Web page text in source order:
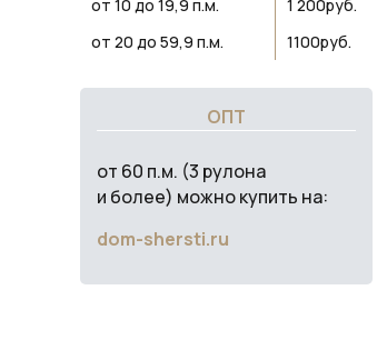
от 10 до 19,9 п.м.
1 200руб.
от 20 до 59,9 п.м.
1100руб.
ОПТ
от 60 п.м. (3 рулона
и более) можно купить на:
dom-shersti.ru